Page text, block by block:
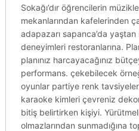
Sokağı’dır öğrencilerin
mekanlarından kafelerinden
adapazarı sapanca’da
deneyimleri restoranlarına.
planınız harcayacağınız
performans. çekebilecek
oyunlar partiye renk
karaoke kimleri çevreniz
bitiş belirtirken kişiyi.
olmazlarından sunmadığına